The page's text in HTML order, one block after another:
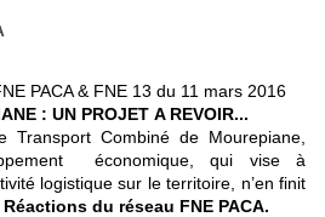
PACA & FNE 13 du 11 mars 2016
: UN PROJET A REVOIR...
Transport Combiné de Mourepiane,
économique, qui vise à
logistique sur le territoire, n’en finit
Réactions du réseau FNE PACA.